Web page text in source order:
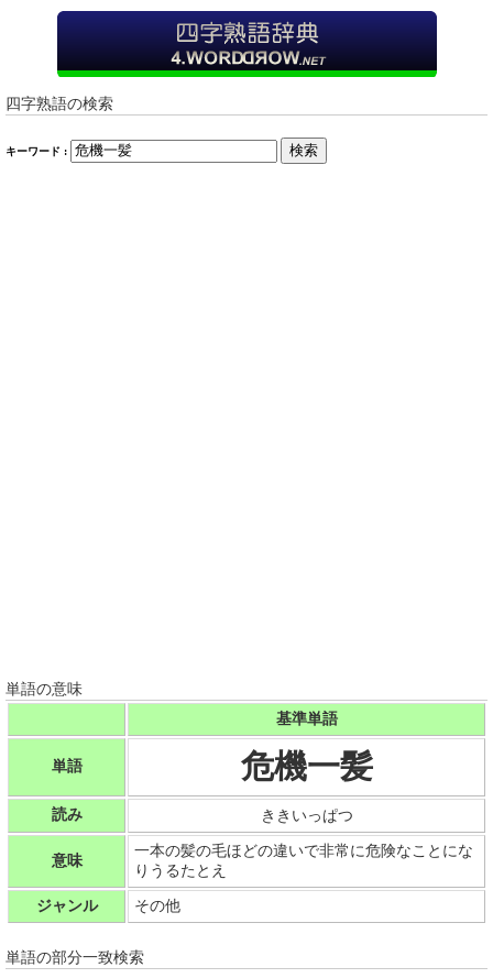
四字熟語の検索
キーワード : 検索
単語の意味
基準単語
単語 危機一髪
読み ききいっぱつ
意味
一本の髪の毛ほどの違いで非常に危険なことにな
りうるたとえ
ジャンル その他
単語の部分一致検索